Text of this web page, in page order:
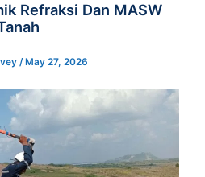
Refraksi Dan MASW
/ May 27, 2026